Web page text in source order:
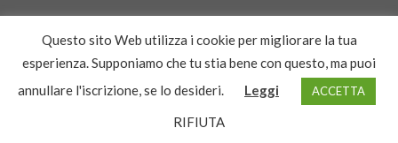
Questo sito Web utilizza i cookie per migliorare la tua
esperienza. Supponiamo che tu stia bene con questo, ma puoi
annullare l'iscrizione, se lo desideri.
Leggi ACCETTA
RIFIUTA